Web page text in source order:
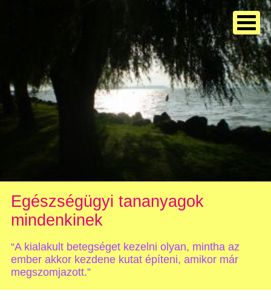
Egészségügyi tananyagok
mindenkinek
“A kialakult betegséget kezelni olyan, mintha az
ember akkor kezdene kutat építeni, amikor már
megszomjazott.”